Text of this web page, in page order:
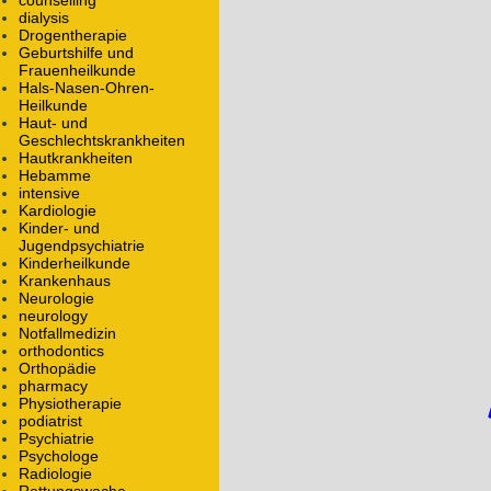
Essen
Unterkunft
Regierung / Behörden
Technische Universität Ilmenau
(Rad-/Ski-/Reit-) Wanderwege
dialysis
Drogentherapie
Geburtshilfe und
Frauenheilkunde
Hals-Nasen-Ohren-
Heilkunde
Haut- und
Geschlechtskrankheiten
Hautkrankheiten
Hebamme
intensive
Kardiologie
Kinder- und
Jugendpsychiatrie
Kinderheilkunde
Krankenhaus
Neurologie
neurology
Notfallmedizin
orthodontics
Orthopädie
pharmacy
Physiotherapie
podiatrist
Psychiatrie
Psychologe
Radiologie